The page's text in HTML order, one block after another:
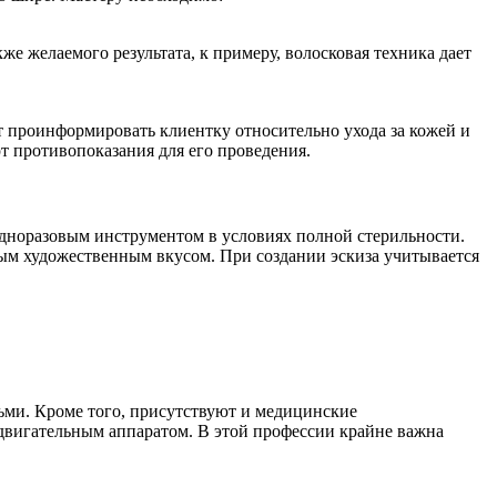
результата, к примеру, волосковая техника дает
клиентку относительно ухода за кожей и
противопоказания для его проведения.
инструментом в условиях полной стерильности.
художественным вкусом. При создании эскиза учитывается
Кроме того, присутствуют и медицинские
аппаратом. В этой профессии крайне важна